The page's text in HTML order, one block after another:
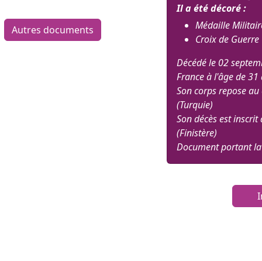
Autres documents
Il a été décoré :
Médaille
Croix de
Décédé le 02
France à l'âge de 31
Son corps repose
(Turquie)
Son décès est
(Finistère)
Document portant la